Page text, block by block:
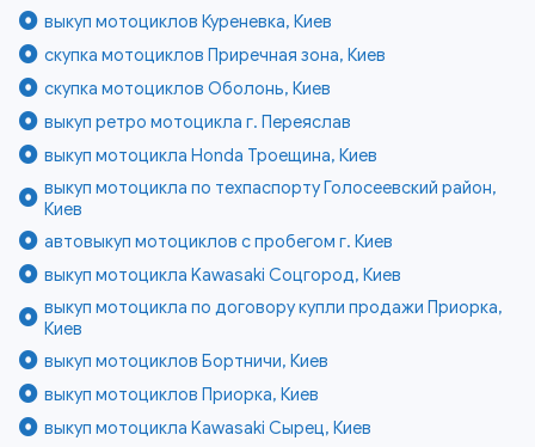
выкуп мотоциклов Куреневка, Киев
скупка мотоциклов Приречная зона, Киев
скупка мотоциклов Оболонь, Киев
выкуп ретро мотоцикла г. Переяслав
выкуп мотоцикла Honda Троещина, Киев
выкуп мотоцикла по техпаспорту Голосеевский район,
Киев
автовыкуп мотоциклов с пробегом г. Киев
выкуп мотоцикла Kawasaki Соцгород, Киев
выкуп мотоцикла по договору купли продажи Приорка,
Киев
выкуп мотоциклов Бортничи, Киев
выкуп мотоциклов Приорка, Киев
выкуп мотоцикла Kawasaki Сырец, Киев